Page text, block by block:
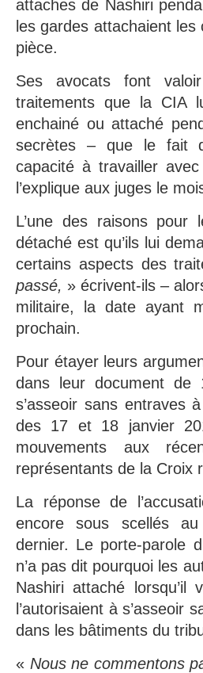
attaches de Nashiri
les gardes attachaient
pièce.
Ses avocats font
traitements que la CIA
enchainé ou attaché
secrètes – que le fait
capacité à travailler
l’explique aux juges le
L’une des raisons pour
détaché est qu’ils lui
certains aspects des
passé, » écrivent-ils –
militaire, la date ayant
prochain.
Pour étayer leurs
dans leur document de
s’asseoir sans entraves
des 17 et 18 janvier
mouvements aux
représentants de la Croix
La réponse de
encore sous scellés
dernier. Le porte-parole
n’a pas dit pourquoi les
Nashiri attaché lorsqu’il
l’autorisaient à s’asseoir
dans les bâtiments du
« Nous ne commentons